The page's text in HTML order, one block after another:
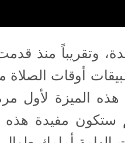
وتقريباً منذ
أوقات الصلاة
الميزة لأول
مفيدة هذه